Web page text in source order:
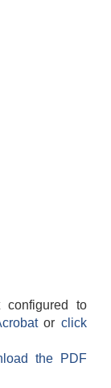
configured to
orclick
the PDF